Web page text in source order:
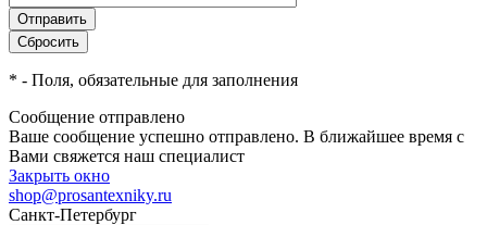
* - Поля, обязательные для заполнения
Сообщение отправлено
Ваше сообщение успешно отправлено. В ближайшее время с
Вами свяжется наш специалист
Закрыть окно
shop@prosantexniky.ru
Санкт-Петербург